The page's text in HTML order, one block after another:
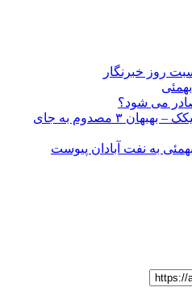
روز خبرنگار
می شود؟
تصادف زنجیره‌ای محور لیکک – بهبهان ۳ مصدوم به جای
به نفت آبادان پیوست